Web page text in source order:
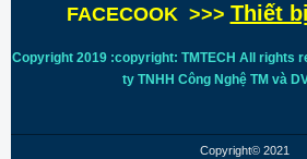
FACECOOK >>> Thiết
Copyright 2019 :copyright: TMTECH All rights
ty TNHH Công Nghệ TM và
Copyright© 2021